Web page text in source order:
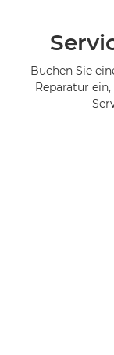
Buchen Sie
Reparatur